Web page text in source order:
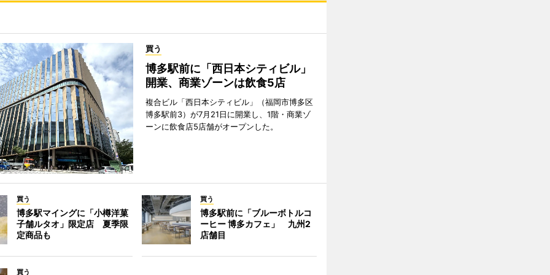
買う
博多駅前に「西日本シティビル」
開業、商業ゾーンは飲食5店
複合ビル「西日本シティビル」（福岡市博多区
博多駅前3）が7月21日に開業し、1階・商業ゾ
ーンに飲食店5店舗がオープンした。
買う
博多駅マイングに「小樽洋菓
子舗ルタオ」限定店 夏季限
定商品も
買う
博多駅前に「ブルーボトルコ
ーヒー 博多カフェ」 九州2
店舗目
買う